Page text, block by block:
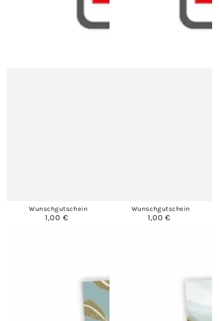
Wunschgutschein
Regulärer
1,00 €
Wunschgutschein
Regulärer
1,00 €